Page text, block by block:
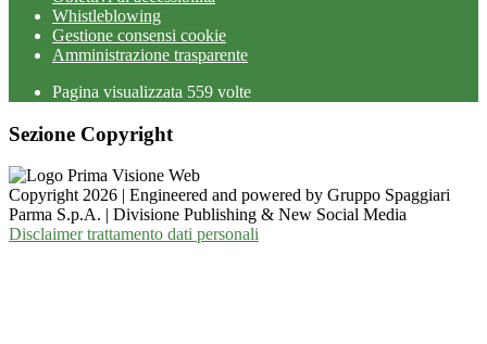
Whistleblowing
Gestione consensi cookie
Amministrazione trasparente
Pagina visualizzata 559 volte
Sezione Copyright
Copyright 2026 | Engineered and powered by Gruppo Spaggiari
Parma S.p.A. | Divisione Publishing & New Social Media
Disclaimer trattamento dati personali